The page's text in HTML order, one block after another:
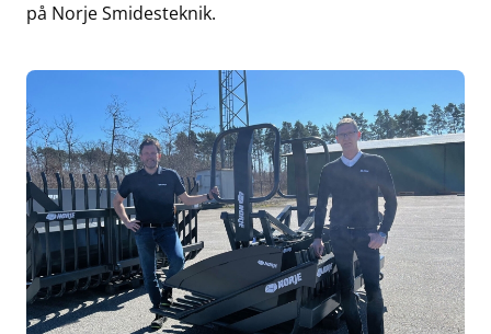
på Norje Smidesteknik.